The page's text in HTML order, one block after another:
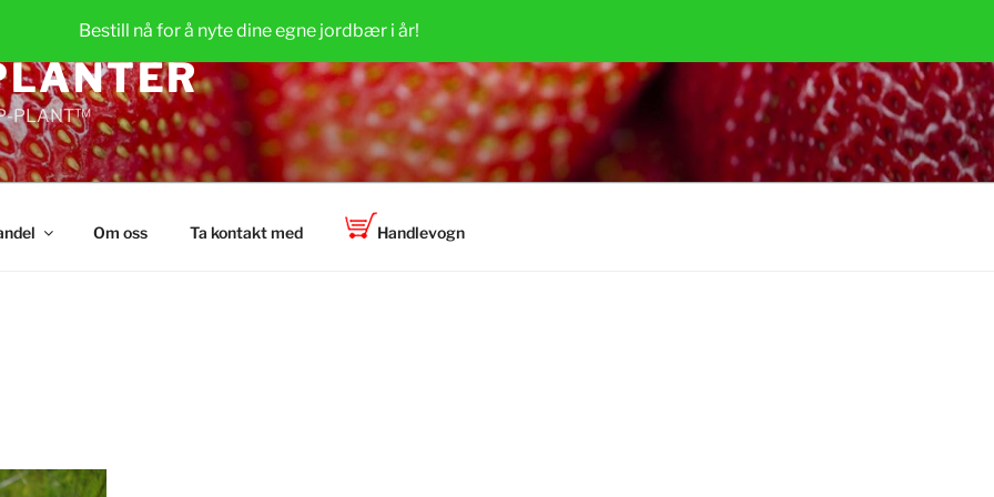
Bestill nå for å nyte dine egne jordbær i år!
PLANT™
Om oss Ta kontakt med Handlevogn